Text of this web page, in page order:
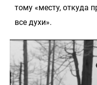
тому «месту, откуда
все духи».